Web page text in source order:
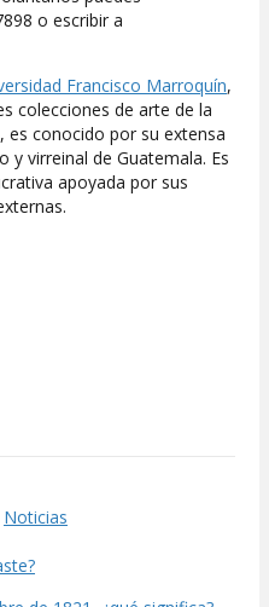
o escribir a
Francisco Marroquín,
colecciones de arte de la
es conocido por su extensa
virreinal de Guatemala. Es
apoyada por sus
Noticias